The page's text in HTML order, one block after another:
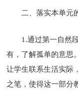
二、落实本单元
1.通过第一自然
有，了解孤单的意思
让学生联系生活实际
之笔，使得这一部分